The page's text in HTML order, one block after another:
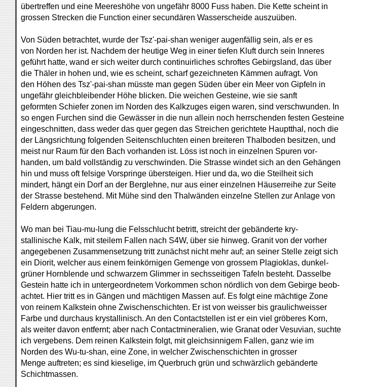
übertreffen und eine Meereshöhe von ungefähr 8000 Fuss haben. Die Kette scheint in
grossen Strecken die Function einer secundären Wasserscheide auszuüben.
Von Süden betrachtet, wurde der Tsz'-pai-shan weniger augenfällig sein, als er es
von Norden her ist. Nachdem der heutige Weg in einer tiefen Kluft durch sein Inneres
geführt hatte, wand er sich weiter durch continuirliches schroftes Gebirgsland, das über
die Thäler in hohen und, wie es scheint, scharf gezeichneten Kämmen aufragt. Von
den Höhen des Tsz'-pai-shan müsste man gegen Süden über ein Meer von Gipfeln in
ungefähr gleichbleibender Höhe blicken. Die weichen Gesteine, wie sie sanft
geformten Schiefer zonen im Norden des Kalkzuges eigen waren, sind verschwunden. In
so engen Furchen sind die Gewässer in die nun allein noch herrschenden festen Gesteine
eingeschnitten, dass weder das quer gegen das Streichen gerichtete Hauptthal, noch die
der Längsrichtung folgenden Seitenschluchten einen breiteren Thalboden besitzen, und
meist nur Raum für den Bach vorhanden ist. Löss ist noch in einzelnen Spuren vor-
handen, um bald vollständig zu verschwinden. Die Strasse windet sich an den Gehängen
hin und muss oft felsige Vorspringe übersteigen. Hier und da, wo die Steilheit sich
mindert, hängt ein Dorf an der Berglehne, nur aus einer einzelnen Häuserreihe zur Seite
der Strasse bestehend. Mit Mühe sind den Thalwänden einzelne Stellen zur Anlage von
Feldern abgerungen.
Wo man bei Tiau-mu-lung die Felsschlucht betritt, streicht der gebänderte kry-
stallinische Kalk, mit steilem Fallen nach S4W, über sie hinweg. Granit von der vorher
angegebenen Zusammensetzung tritt zunächst nicht mehr auf; an seiner Stelle zeigt sich
ein Diorit, welcher aus einem feinkörnigen Gemenge von grossem Plagioklas, dunkel-
grüner Hornblende und schwarzem Glimmer in sechsseitigen Tafeln besteht. Dasselbe
Gestein hatte ich in untergeordnetem Vorkommen schon nördlich von dem Gebirge beob-
achtet. Hier tritt es in Gängen und mächtigen Massen auf. Es folgt eine mächtige Zone
von reinem Kalkstein ohne Zwischenschichten. Er ist von weisser bis graulichweisser
Farbe und durchaus krystallinisch. An den Contactstellen ist er ein viel gröberes Korn,
als weiter davon entfernt; aber nach Contactmineralien, wie Granat oder Vesuvian, suchte
ich vergebens. Dem reinen Kalkstein folgt, mit gleichsinnigem Fallen, ganz wie im
Norden des Wu-tu-shan, eine Zone, in welcher Zwischenschichten in grosser
Menge auftreten; es sind kieselige, im Querbruch grün und schwärzlich gebänderte
Schichtmassen.